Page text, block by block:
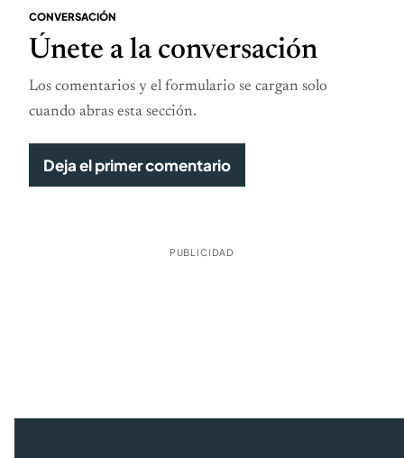
CONVERSACIÓN
Únete a la conversación
Los comentarios y el formulario se cargan solo
cuando abras esta sección.
Deja el primer comentario
PUBLICIDAD